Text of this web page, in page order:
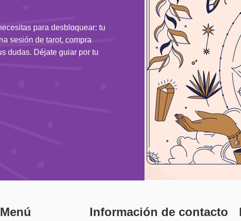
para desbloquear: tu
sesión de tarot, compra
dudas. Déjate guiar por tu
Menú Información de contacto